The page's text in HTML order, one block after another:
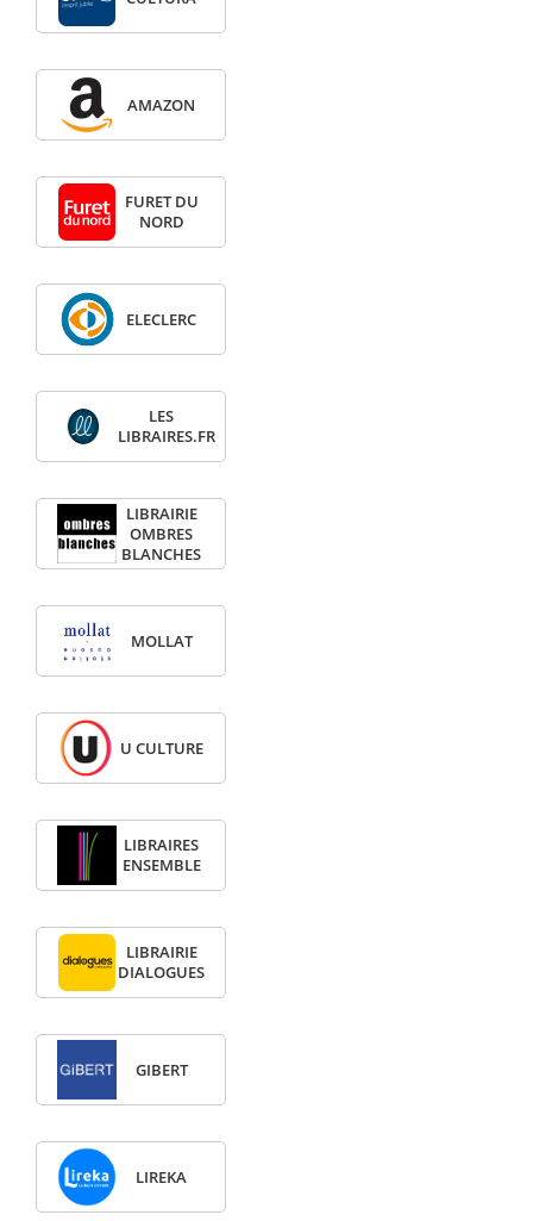
AMAZON
FURET DU
NORD
ELECLERC
LES
LIBRAIRES.FR
LIBRAIRIE
OMBRES
BLANCHES
MOLLAT
U CULTURE
LIBRAIRES
ENSEMBLE
LIBRAIRIE
DIALOGUES
GIBERT
LIREKA